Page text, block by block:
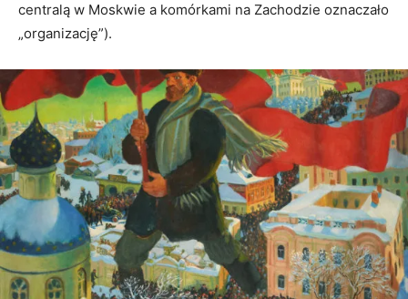
centralą w Moskwie a komórkami na Zachodzie oznaczało
„organizację”).